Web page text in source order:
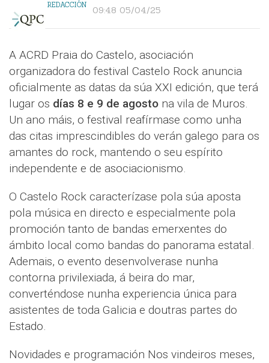
REDACCIÓN 09:48 05/04/25
A ACRD Praia do Castelo, asociación
organizadora do festival Castelo Rock anuncia
oficialmente as datas da súa XXI edición, que terá
lugar os días 8 e 9 de agosto na vila de Muros.
Un ano máis, o festival reafírmase como unha
das citas imprescindibles do verán galego para os
amantes do rock, mantendo o seu espírito
independente e de asociacionismo.
O Castelo Rock caracterízase pola súa aposta
pola música en directo e especialmente pola
promoción tanto de bandas emerxentes do
ámbito local como bandas do panorama estatal.
Ademais, o evento desenvolverase nunha
contorna privilexiada, á beira do mar,
converténdose nunha experiencia única para
asistentes de toda Galicia e doutras partes do
Estado.
Novidades e programación Nos vindeiros meses,